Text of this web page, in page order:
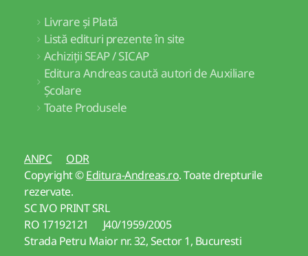
Livrare și Plată
Listă edituri prezente în site
Achiziții SEAP / SICAP
Editura Andreas caută autori de Auxiliare
Școlare
Toate Produsele
ANPC
ODR
Copyright ©Editura-Andreas.ro. Toate drepturile
rezervate.
SC IVO PRINT SRL
RO 17192121 J40/1959/2005
Strada Petru Maior nr. 32, Sector 1, Bucuresti